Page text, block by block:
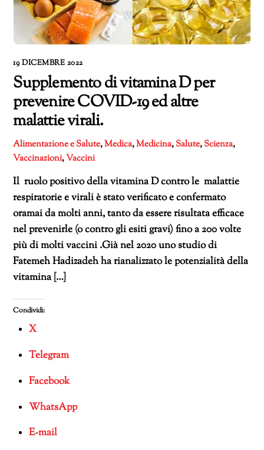
19 DICEMBRE 2022
Supplemento di vitamina D per
prevenire COVID-19 ed altre
malattie virali.
Alimentazione e Salute,Medica,Medicina,Salute,Scienza,
Vaccinazioni,Vaccini
Il ruolo positivo della vitamina D contro le malattie
respiratorie e virali è stato verificato e confermato
oramai da molti anni, tanto da essere risultata efficace
nel prevenirle (o contro gli esiti gravi) fino a 200 volte
più di molti vaccini .Già nel 2020 uno studio di
Fatemeh Hadizadeh ha rianalizzato le potenzialità della
vitamina […]
Condividi:
X
Telegram
Facebook
WhatsApp
E-mail